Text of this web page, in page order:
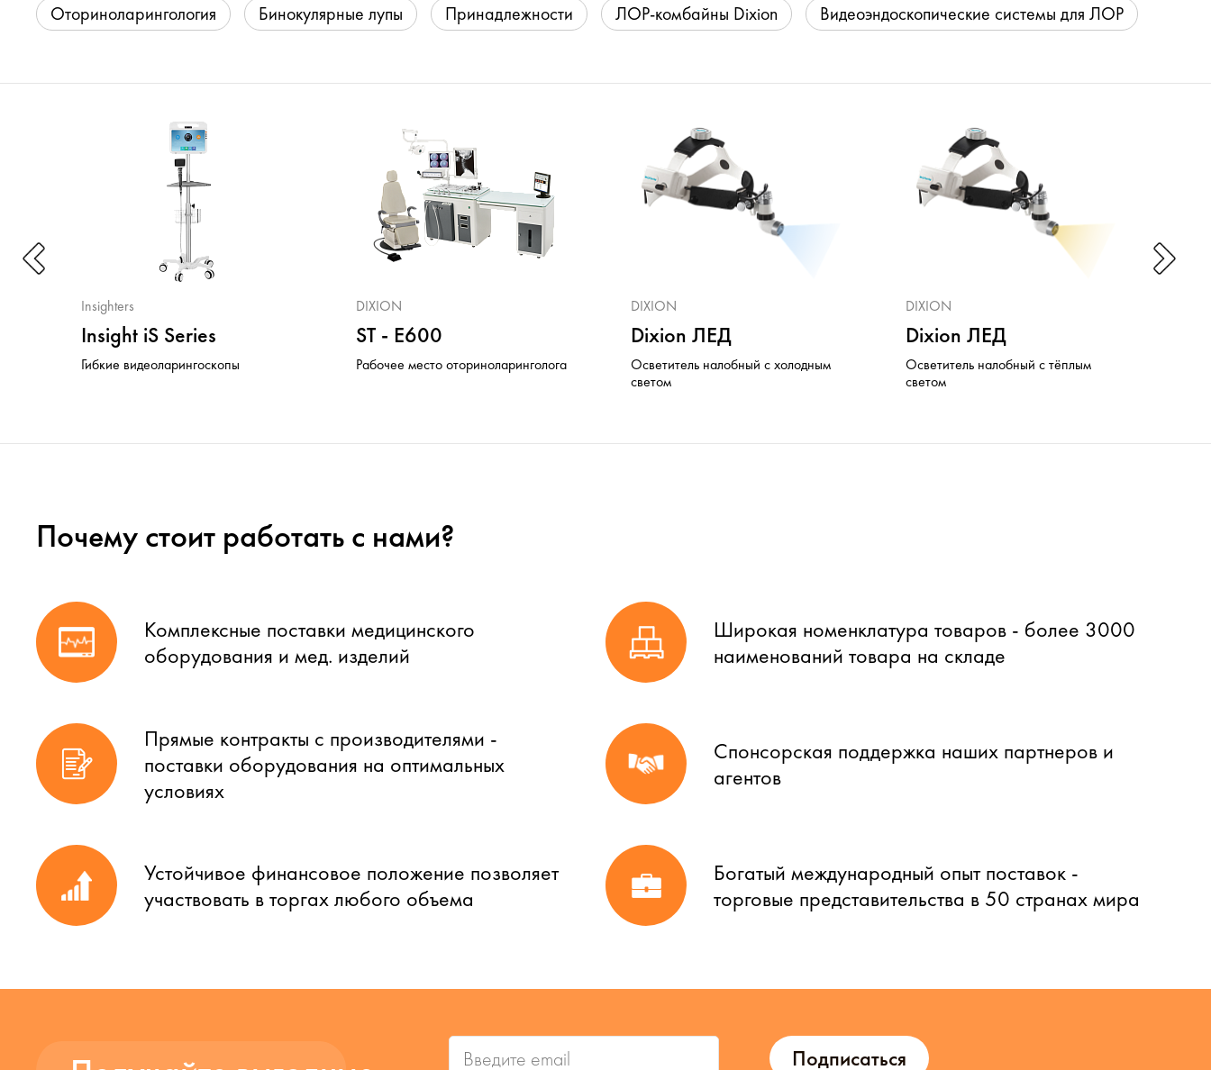
Оториноларингология Бинокулярные лупы Принадлежности ЛОР-комбайны Dixion Видеоэндоскопические системы для ЛОР
Insighters
Insight iS Series
Гибкие видеоларингоскопы
DIXION
ST - E600
Рабочее место оториноларинголога
DIXION
Dixion ЛЕД
Осветитель налобный с холодным
светом
DIXION
Dixion ЛЕД
Осветитель налобный с тёплым
светом
Почему стоит работать с нами?
Комплексные поставки медицинского
оборудования и мед. изделий
Прямые контракты с производителями -
поставки оборудования на оптимальных
условиях
Устойчивое финансовое положение позволяет
участвовать в торгах любого объема
Широкая номенклатура товаров - более 3000
наименований товара на складе
Спонсорская поддержка наших партнеров и
агентов
Богатый международный опыт поставок -
торговые представительства в 50 странах мира
Подписаться